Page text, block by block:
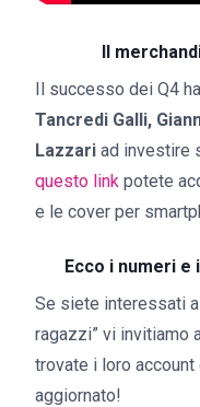
Il
Il successo dei Q4
Tancredi Galli,
Lazzari ad investire
questo link potete
e le cover per
Ecco i numeri e
Se siete interessati
ragazzi” vi invitiamo
trovate i loro
aggiornato!